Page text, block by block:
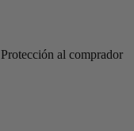
Protección al comprador